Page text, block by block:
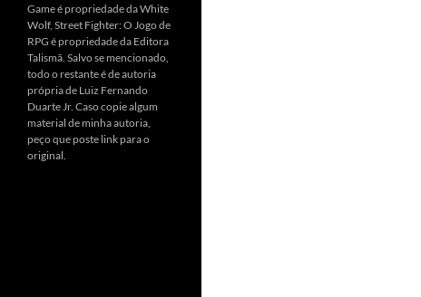
Game é propriedade da White
Wolf, Street Fighter: O Jogo de
RPG é propriedade da Editora
Talismã. Salvo se mencionado,
todo o restante é de autoria
própria de Luiz Fernando
Duarte Jr. Caso copie algum
material de minha autoria,
peço que poste link para o
original.